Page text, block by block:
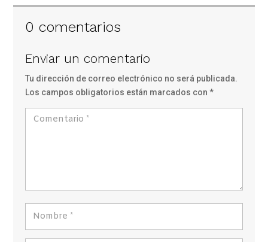
0 comentarios
Enviar un comentario
Tu dirección de correo electrónico no será publicada.
Los campos obligatorios están marcados con*